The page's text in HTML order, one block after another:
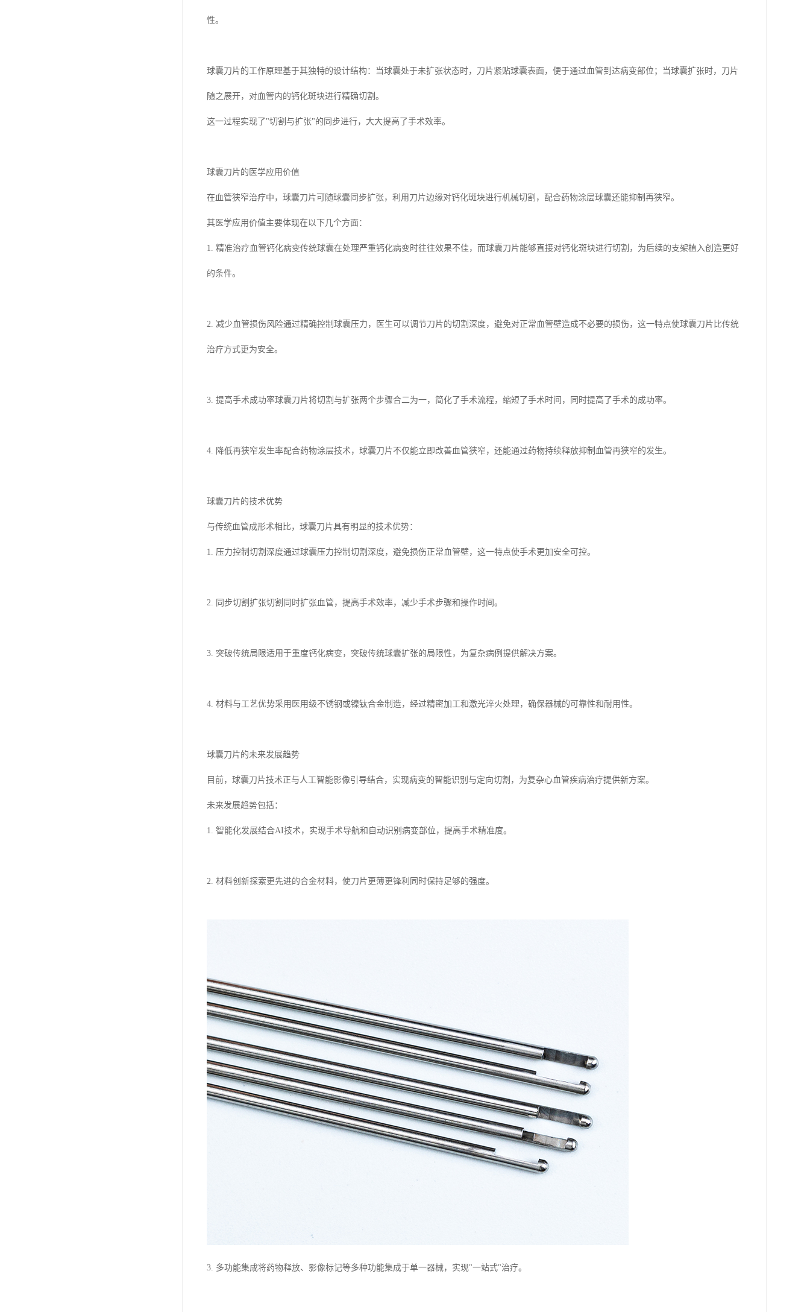
性。
球囊刀片的工作原理基于其独特的设计结构：当球囊处于未扩张状态时，刀片紧贴球囊表面，便于通过血管到达病变部位；当球囊扩张时，刀片
随之展开，对血管内的钙化斑块进行精确切割。
这一过程实现了"切割与扩张"的同步进行，大大提高了手术效率。
球囊刀片的医学应用价值
在血管狭窄治疗中，球囊刀片可随球囊同步扩张，利用刀片边缘对钙化斑块进行机械切割，配合药物涂层球囊还能抑制再狭窄。
其医学应用价值主要体现在以下几个方面：
1. 精准治疗血管钙化病变传统球囊在处理严重钙化病变时往往效果不佳，而球囊刀片能够直接对钙化斑块进行切割，为后续的支架植入创造更好
的条件。
2. 减少血管损伤风险通过精确控制球囊压力，医生可以调节刀片的切割深度，避免对正常血管壁造成不必要的损伤，这一特点使球囊刀片比传统
治疗方式更为安全。
3. 提高手术成功率球囊刀片将切割与扩张两个步骤合二为一，简化了手术流程，缩短了手术时间，同时提高了手术的成功率。
4. 降低再狭窄发生率配合药物涂层技术，球囊刀片不仅能立即改善血管狭窄，还能通过药物持续释放抑制血管再狭窄的发生。
球囊刀片的技术优势
与传统血管成形术相比，球囊刀片具有明显的技术优势：
1. 压力控制切割深度通过球囊压力控制切割深度，避免损伤正常血管壁，这一特点使手术更加安全可控。
2. 同步切割扩张切割同时扩张血管，提高手术效率，减少手术步骤和操作时间。
3. 突破传统局限适用于重度钙化病变，突破传统球囊扩张的局限性，为复杂病例提供解决方案。
4. 材料与工艺优势采用医用级不锈钢或镍钛合金制造，经过精密加工和激光淬火处理，确保器械的可靠性和耐用性。
球囊刀片的未来发展趋势
目前，球囊刀片技术正与人工智能影像引导结合，实现病变的智能识别与定向切割，为复杂心血管疾病治疗提供新方案。
未来发展趋势包括：
1. 智能化发展结合AI技术，实现手术导航和自动识别病变部位，提高手术精准度。
2. 材料创新探索更先进的合金材料，使刀片更薄更锋利同时保持足够的强度。
3. 多功能集成将药物释放、影像标记等多种功能集成于单一器械，实现"一站式"治疗。